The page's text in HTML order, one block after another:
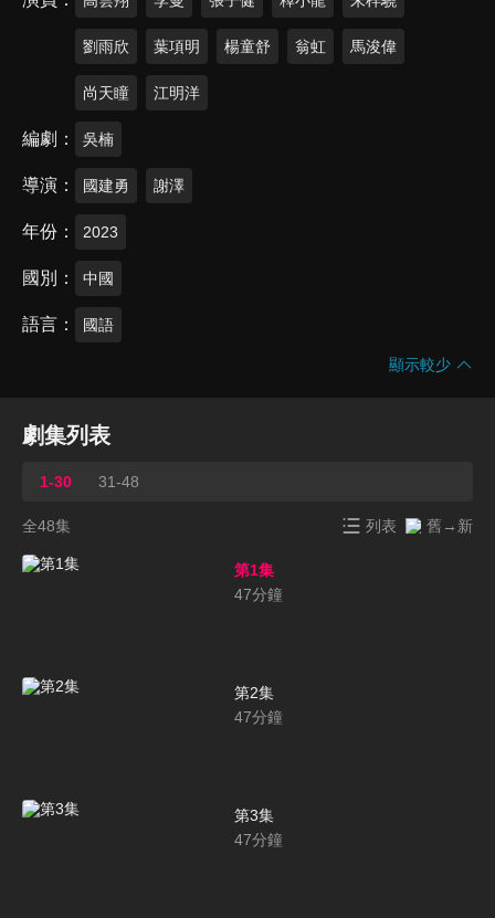
劉雨欣 葉項明 楊童舒 翁虹 馬浚偉
尚天瞳 江明洋
編劇 吳楠
導演 國建勇 謝澤
年份 2023
國別 中國
語言 國語
顯示較少
劇集列表
1-30 31-48
全48集 列表 舊→新
第1集
47分鐘
第2集
47分鐘
第3集
47分鐘